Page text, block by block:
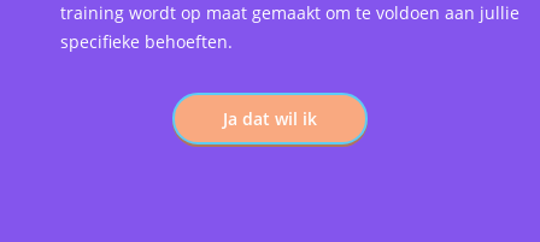
training wordt op maat gemaakt om te voldoen aan jullie
specifieke behoeften.
Ja dat wil ik